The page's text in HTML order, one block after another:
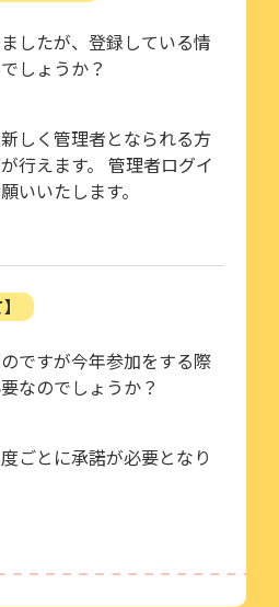
したが、登録している情
しょうか？
しく管理者となられる方
行えます。 管理者ログイ
いいたします。
ですが今年参加をする際
なのでしょうか？
ごとに承諾が必要となり